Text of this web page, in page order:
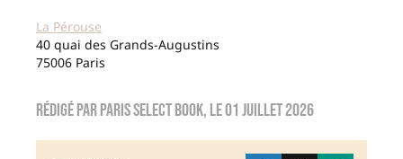
La Pérouse
40 quai des Grands-Augustins
75006 Paris
Rédigé parParis Select Book, le01 juillet 2026